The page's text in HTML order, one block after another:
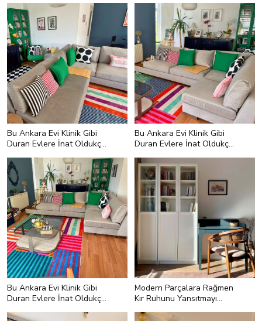
detaylarla sıcaklık sağlanabilir.</li>
</ul>
Bu Ankara Evi Klinik Gibi
Duran Evlere İnat Oldukça
Bu Ankara Evi Klinik Gibi
Duran Evlere İnat Oldukça
Bu Ankara Evi Klinik Gibi
Duran Evlere İnat Oldukça
Modern Parçalara Rağmen
Kır Ruhunu Yansıtmayı